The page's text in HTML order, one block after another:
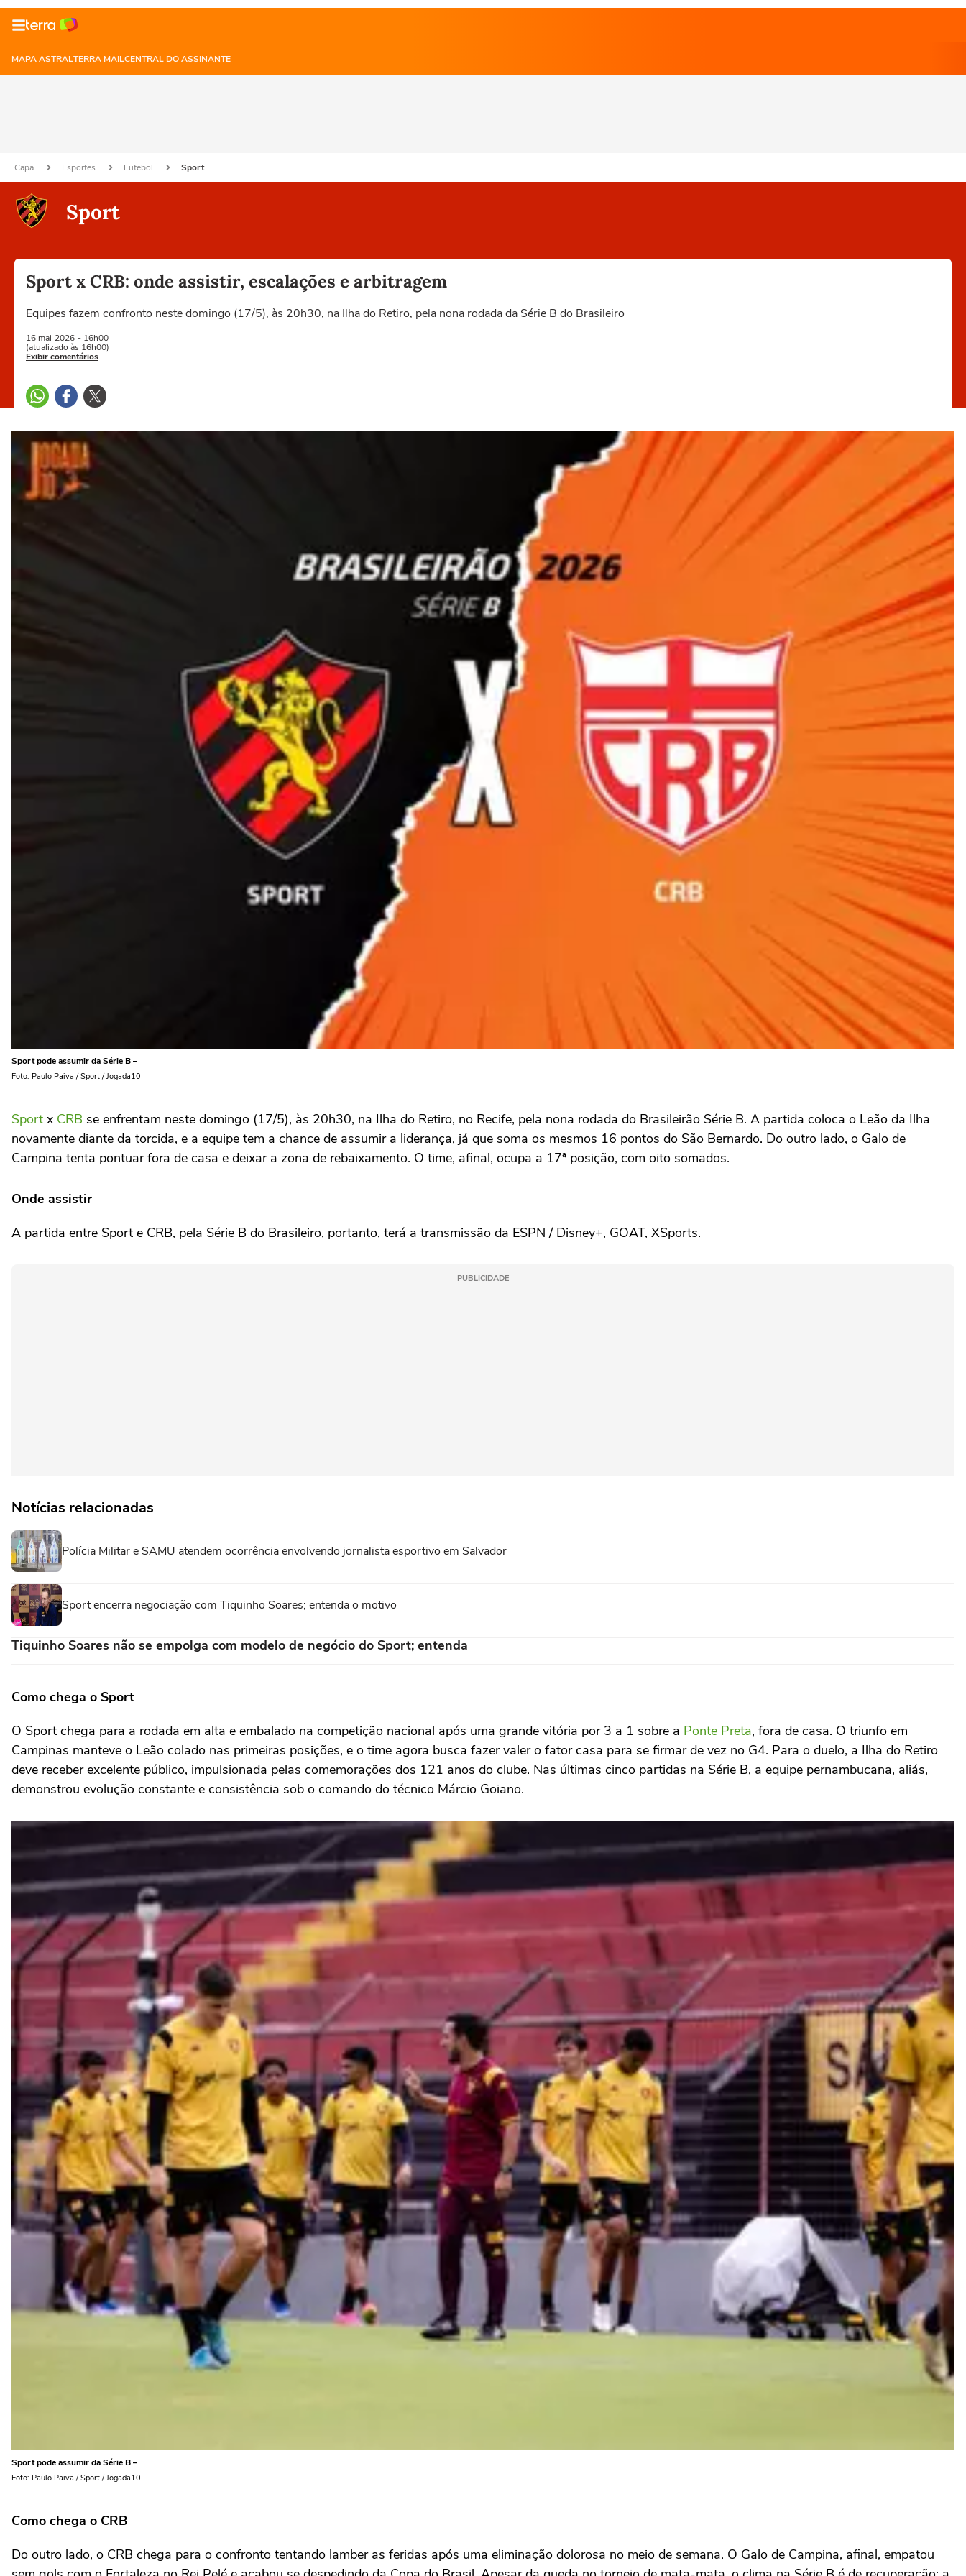
MAPA ASTRALTERRA MAILCENTRAL DO ASSINANTE
Capa Esportes Futebol Sport
Sport
Sport x CRB: onde assistir, escalações e arbitragem
Equipes fazem confronto neste domingo (17/5), às 20h30, na Ilha do Retiro, pela nona rodada da Série B do Brasileiro
16 mai 2026 - 16h00
(atualizado às 16h00)
Exibir comentários
Sport pode assumir da Série B –
Foto: Paulo Paiva / Sport / Jogada10
Sport x CRB se enfrentam neste domingo (17/5), às 20h30, na Ilha do Retiro, no Recife, pela nona rodada do Brasileirão Série B. A partida coloca o Leão da Ilha
novamente diante da torcida, e a equipe tem a chance de assumir a liderança, já que soma os mesmos 16 pontos do São Bernardo. Do outro lado, o Galo de
Campina tenta pontuar fora de casa e deixar a zona de rebaixamento. O time, afinal, ocupa a 17ª posição, com oito somados.
Onde assistir
A partida entre Sport e CRB, pela Série B do Brasileiro, portanto, terá a transmissão da ESPN / Disney+, GOAT, XSports.
PUBLICIDADE
Notícias relacionadas
Polícia Militar e SAMU atendem ocorrência envolvendo jornalista esportivo em Salvador
Sport encerra negociação com Tiquinho Soares; entenda o motivo
Tiquinho Soares não se empolga com modelo de negócio do Sport; entenda
Como chega o Sport
O Sport chega para a rodada em alta e embalado na competição nacional após uma grande vitória por 3 a 1 sobre a Ponte Preta, fora de casa. O triunfo em
Campinas manteve o Leão colado nas primeiras posições, e o time agora busca fazer valer o fator casa para se firmar de vez no G4. Para o duelo, a Ilha do Retiro
deve receber excelente público, impulsionada pelas comemorações dos 121 anos do clube. Nas últimas cinco partidas na Série B, a equipe pernambucana, aliás,
demonstrou evolução constante e consistência sob o comando do técnico Márcio Goiano.
Sport pode assumir da Série B –
Foto: Paulo Paiva / Sport / Jogada10
Como chega o CRB
Do outro lado, o CRB chega para o confronto tentando lamber as feridas após uma eliminação dolorosa no meio de semana. O Galo de Campina, afinal, empatou